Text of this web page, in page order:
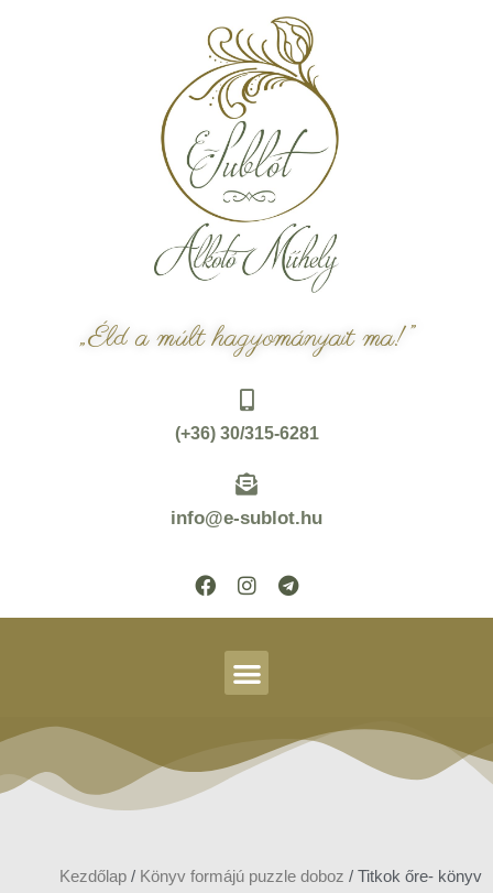
„Éld a múlt hagyományait ma!”
(+36) 30/315-6281
info@e-sublot.hu
Kezdőlap / Könyv formájú puzzle doboz / Titkok őre- könyv